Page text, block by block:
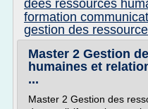
dees ressources
formation
gestion des
Master 2 Gestion
humaines et
...
Master 2 Gestion des